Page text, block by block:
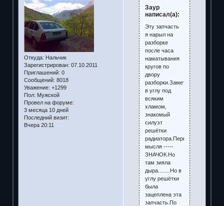
Откуда: Нальчик
Зарегистрирован: 07.10.2011
Приглашений: 0
Сообщений: 8018
Уважение: +1299
Пол: Мужской
Провел на форуме:
3 месяца 10 дней
Последний визит:
Вчера 20:11
Заур
написал(а):
Эту запчасть
я нарыл на
разборке
после часа
наматывания
кругов по
двору
разборки.Заметил
в углу под
всяким
хламом,
знакомый
силуэт
решётки
радиатора.Первая
мысля -----
ЗНАЧОК.Но
там зияла
дыра........Но в
углу решётки
была
зацеплена эта
запчасть.По